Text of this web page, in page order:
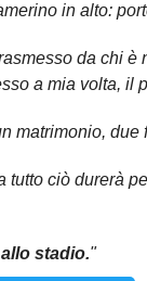
in alto:
da chi
a mia volta, il
matrimonio,
tutto ciò durerà
stadio."